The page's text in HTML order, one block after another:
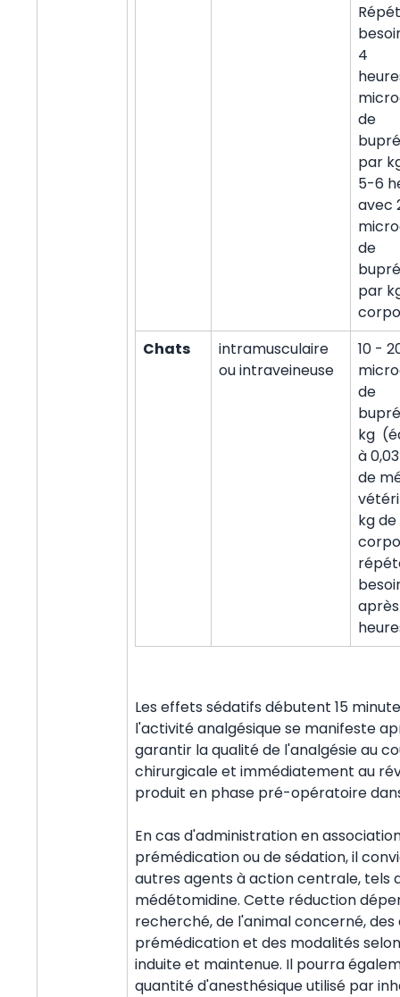
4
de
par
5-6
avec
de
par
Chats
intramusculaire
ou intraveineuse
10 -
de
kg
à
de
kg
Les effets sédatifs débutent 15
l'activité analgésique se manifeste
garantir la qualité de l'analgésie au
chirurgicale et immédiatement au
produit en phase pré-opératoire
En cas d'administration en
prémédication ou de sédation, il
autres agents à action centrale, tels
médétomidine. Cette réduction
recherché, de l'animal concerné,
prémédication et des modalités
induite et maintenue. Il pourra
quantité d'anesthésique utilisé par